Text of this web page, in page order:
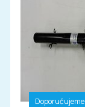
Doporučujeme